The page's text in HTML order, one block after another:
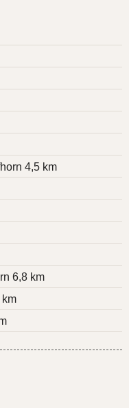
4,5 km
6,8 km